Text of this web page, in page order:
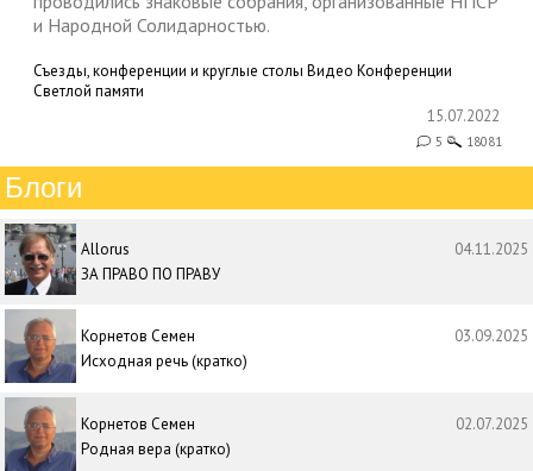
и Народной Солидарностью.
Съезды, конференции и круглые столы Видео Конференции
Светлой памяти
15.07.2022
5 18081
Блоги
Allorus
04.11.2025
ЗА ПРАВО ПО ПРАВУ
Корнетов Семен
03.09.2025
Исходная речь (кратко)
Корнетов Семен
02.07.2025
Родная вера (кратко)